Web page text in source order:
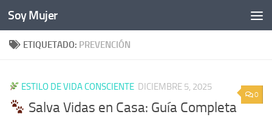
Bajo el contenido
Soy Mujer
ETIQUETADO: PREVENCIÓN
0
ESTILO DE VIDA CONSCIENTE DICIEMBRE 5, 2025
Salva Vidas en Casa: Guía Completa